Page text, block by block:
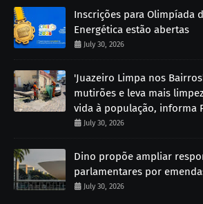
Inscrições para Olimpíada
Energética estão abertas
July 30, 2026
'Juazeiro Limpa nos
mutirões e leva mais
vida à população, informa
July 30, 2026
Dino propõe ampliar
parlamentares por
July 30, 2026